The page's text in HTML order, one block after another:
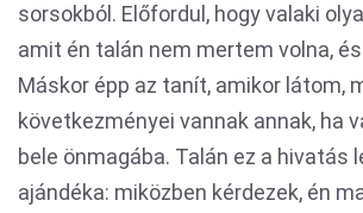
sorsokból. Előfordul, hogy valaki
amit én talán nem mertem volna,
Máskor épp az tanít, amikor látom,
következményei vannak annak, ha
bele önmagába. Talán ez a hivatás
ajándéka: miközben kérdezek, én